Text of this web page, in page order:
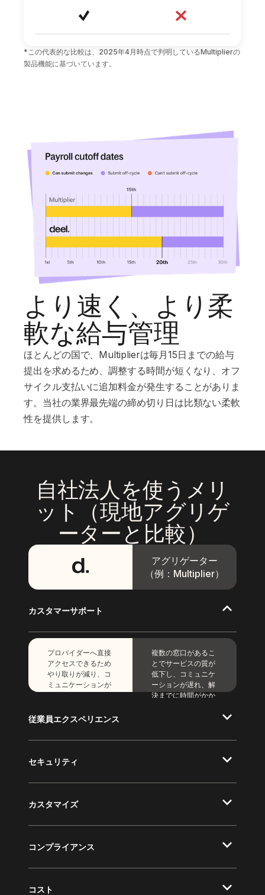
*この代表的な比較は、2025年4月時点で判明しているMultiplierの
製品機能に基づいています。
より速く、より柔
軟な給与管理
ほとんどの国で、Multiplierは毎月15日までの給与
提出を求めるため、調整する時間が短くなり、オフ
サイクル支払いに追加料金が発生することがありま
す。当社の業界最先端の締め切り日は比類ない柔軟
性を提供します。
自社法人を使うメリ
ット（現地アグリゲ
ーターと比較）
アグリゲーター
（例：Multiplier）
カスタマーサポート
プロバイダーへ直接
アクセスできるため
やり取りが減り、コ
ミュニケーションが
セスマネージャーに
複数の窓口があるこ
とでサービスの質が
低下し、コミュニケ
ーションが遅れ、解
決までに時間がかか
従業員エクスペリエンス
セキュリティ
カスタマイズ
コンプライアンス
コスト